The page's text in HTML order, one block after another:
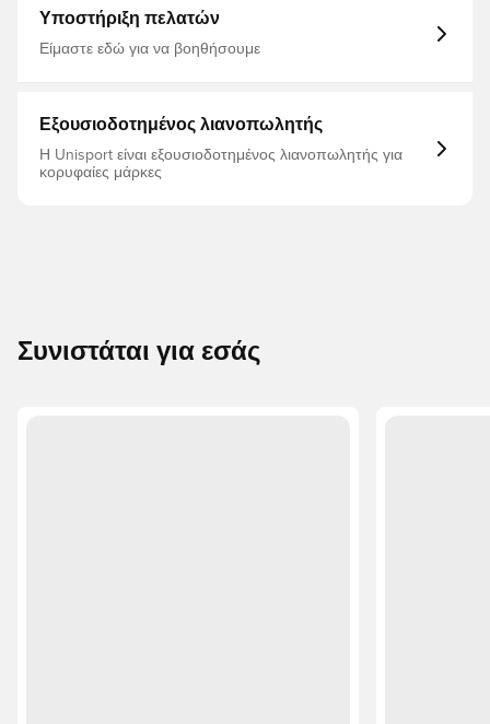
Υποστήριξη πελατών
Είμαστε εδώ για να βοηθήσουμε
Εξουσιοδοτημένος λιανοπωλητής
Η Unisport είναι εξουσιοδοτημένος λιανοπωλητής για
κορυφαίες μάρκες
Συνιστάται για εσάς